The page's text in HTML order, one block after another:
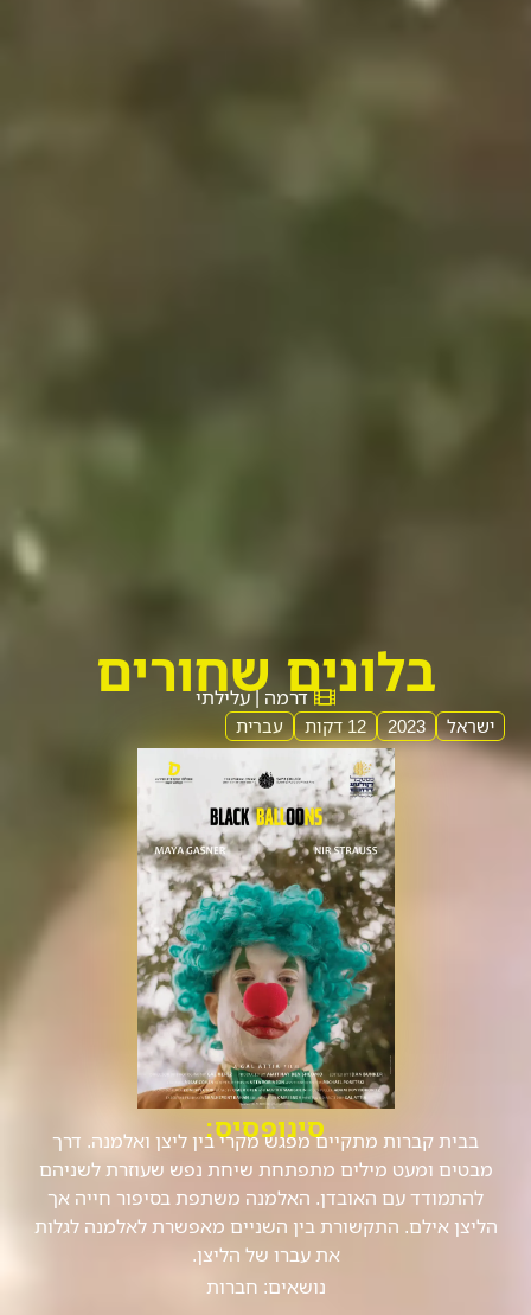
בלונים שחורים
דרמה | עלילתי
ישראל 2023 12 דקות עברית
סינופסיס:
בבית קברות מתקיים מפגש מקרי בין ליצן ואלמנה. דרך
מבטים ומעט מילים מתפתחת שיחת נפש שעוזרת לשניהם
להתמודד עם האובדן. האלמנה משתפת בסיפור חייה אך
הליצן אילם. התקשורת בין השניים מאפשרת לאלמנה לגלות
את עברו של הליצן.
נושאים: חברות